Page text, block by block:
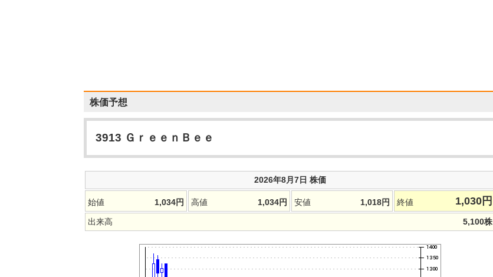
株価予想
3913 ＧｒｅｅｎＢｅｅ
2026年8月7日 株価
始値 1,034円 高値 1,034円 安値 1,018円 終値 1,030 円
出来高 5,100株